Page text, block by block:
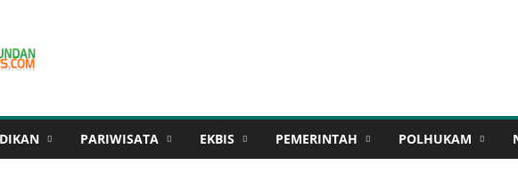
PARIWISATA EKBIS PEMERINTAH POLHUKAM